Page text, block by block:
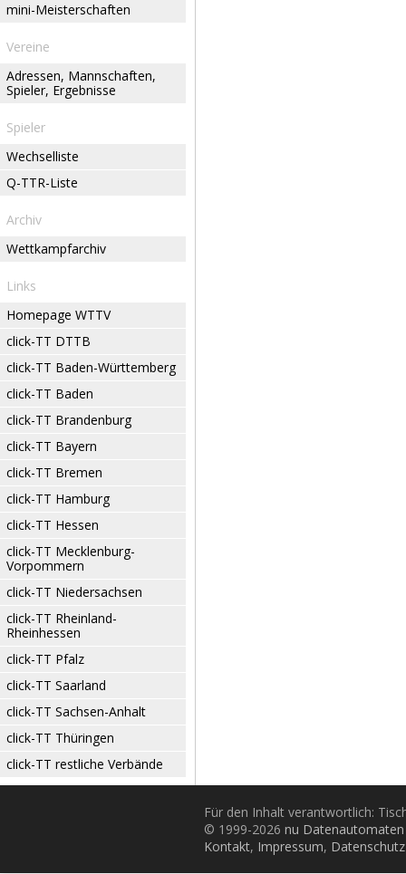
mini-Meisterschaften
Vereine
Adressen, Mannschaften,
Spieler, Ergebnisse
Spieler
Wechselliste
Q-TTR-Liste
Archiv
Wettkampfarchiv
Links
Homepage WTTV
click-TT DTTB
click-TT Baden-Württemberg
click-TT Baden
click-TT Brandenburg
click-TT Bayern
click-TT Bremen
click-TT Hamburg
click-TT Hessen
click-TT Mecklenburg-
Vorpommern
click-TT Niedersachsen
click-TT Rheinland-
Rheinhessen
click-TT Pfalz
click-TT Saarland
click-TT Sachsen-Anhalt
click-TT Thüringen
click-TT restliche Verbände
Für den Inhalt verantwortlich:
© 1999-2026 nu
Kontakt, Impressum, Datenschutz